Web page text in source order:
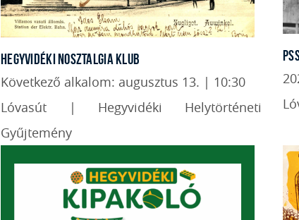
HEGYVIDÉKI NOSZTALGIA KLUB
Következő alkalom: augusztus 13. | 10:30
Lóvasút | Hegyvidéki Helytörténeti
Gyűjtemény